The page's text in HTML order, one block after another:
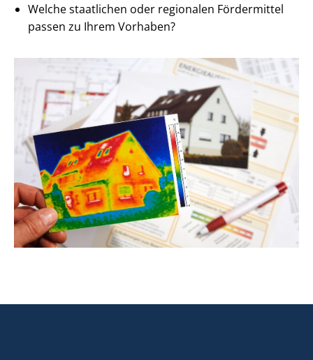
Welche staatlichen oder regionalen Fördermittel
passen zu Ihrem Vorhaben?